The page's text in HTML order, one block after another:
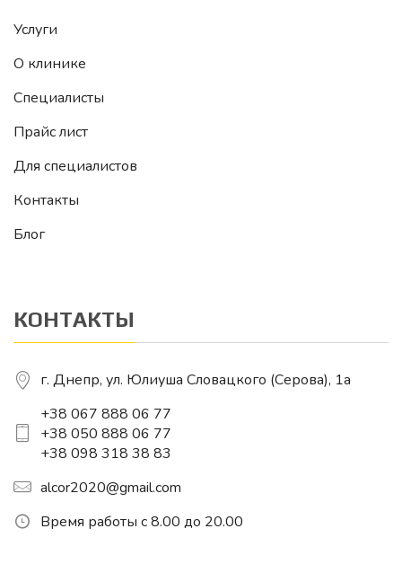
Услуги
О клинике
Специалисты
Прайс лист
Для специалистов
Контакты
Блог
КОНТАКТЫ
г. Днепр, ул. Юлиуша Словацкого (Серова), 1a
+38 067 888 06 77
+38 050 888 06 77
+38 098 318 38 83
alcor2020@gmail.com
Время работы с 8.00 до 20.00